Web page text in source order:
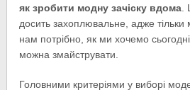
як зробити модну зачіску вдома.
досить захоплювальне, адже тільки
нам потрібно, як ми хочемо сьогодні
можна змайструвати.
Головними критеріями у виборі